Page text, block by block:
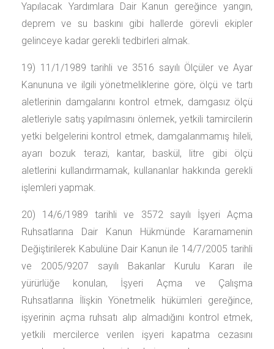
Yapılacak Yardımlara Dair Kanun gereğince yangın,
deprem ve su baskını gibi hallerde görevli ekipler
gelinceye kadar gerekli tedbirleri almak.
19) 11/1/1989 tarihli ve 3516 sayılı Ölçüler ve Ayar
Kanununa ve ilgili yönetmeliklerine göre, ölçü ve tartı
aletlerinin damgalarını kontrol etmek, damgasız ölçü
aletleriyle satış yapılmasını önlemek, yetkili tamircilerin
yetki belgelerini kontrol etmek, damgalanmamış hileli,
ayarı bozuk terazi, kantar, baskül, litre gibi ölçü
aletlerini kullandırmamak, kullananlar hakkında gerekli
işlemleri yapmak.
20) 14/6/1989 tarihli ve 3572 sayılı İşyeri Açma
Ruhsatlarına Dair Kanun Hükmünde Kararnamenin
Değiştirilerek Kabulüne Dair Kanun ile 14/7/2005 tarihli
ve 2005/9207 sayılı Bakanlar Kurulu Kararı ile
yürürlüğe konulan, İşyeri Açma ve Çalışma
Ruhsatlarına İlişkin Yönetmelik hükümleri gereğince,
işyerinin açma ruhsatı alıp almadığını kontrol etmek,
yetkili mercilerce verilen işyeri kapatma cezasını